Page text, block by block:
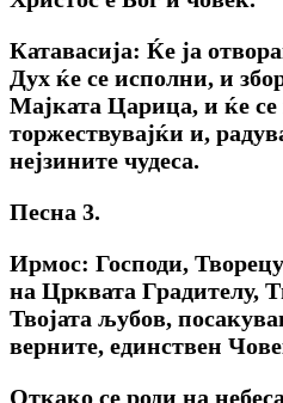
Катавасија: Ќе ја
Дух ќе се исполни, и
Мајката Царица, и ќе
торжествувајќи и,
нејзините чудеса.
Песна 3.
Ирмос: Господи,
на Црквата Градителу,
Твојата љубов,
верните, единствен
Откако се роди на